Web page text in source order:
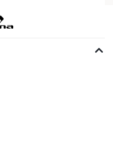
einen Sinn.Ich habe noch
mit Boxen benötigt und so Tief
Technik eintauchen.Wir
kann hier leider nur "
können.Vom Smartphone auf
nix, denn hier kann sich bei
".Ich habe dann zum testen
über den Kopfhörerausgang des
auch Aktivboxen, z.B. für den